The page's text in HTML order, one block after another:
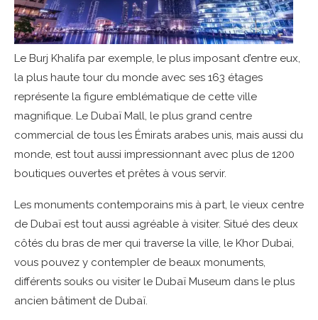
Le Burj Khalifa par exemple, le plus imposant d’entre eux,
la plus haute tour du monde avec ses 163 étages
représente la figure emblématique de cette ville
magnifique. Le Dubaï Mall, le plus grand centre
commercial de tous les Émirats arabes unis, mais aussi du
monde, est tout aussi impressionnant avec plus de 1200
boutiques ouvertes et prêtes à vous servir.
Les monuments contemporains mis à part, le vieux centre
de Dubaï est tout aussi agréable à visiter. Situé des deux
côtés du bras de mer qui traverse la ville, le Khor Dubai,
vous pouvez y contempler de beaux monuments,
différents souks ou visiter le Dubaï Museum dans le plus
ancien bâtiment de Dubaï.